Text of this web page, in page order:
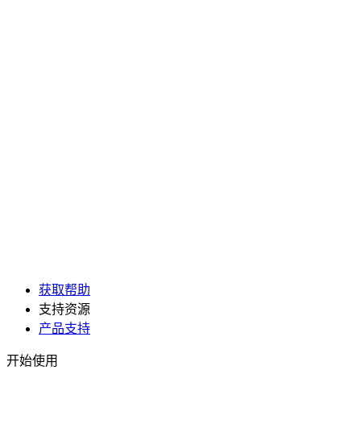
获取帮助
支持资源
产品支持
开始使用